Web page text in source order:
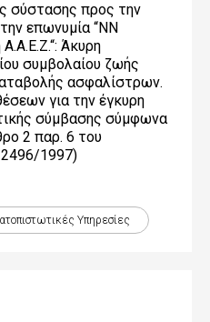
σύστασης προς την
επωνυμία “NN
Άκυρη
συμβολαίου ζωής
ασφαλίστρων.
για την έγκυρη
σύμβασης σύμφωνα
2 παρ. 6 του
1997)
Yπηρεσίες